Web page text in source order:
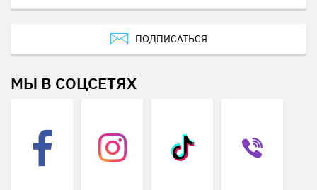
ПОДПИСАТЬСЯ
МЫ В СОЦСЕТЯХ